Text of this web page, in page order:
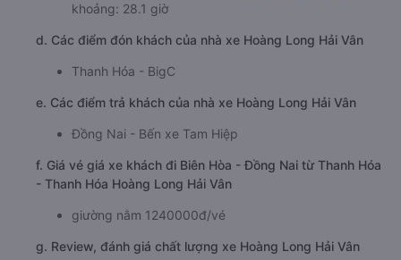
khoảng: 28.1 giờ
d. Các điểm đón khách của nhà xe Hoàng Long Hải Vân
Thanh Hóa - BigC
e. Các điểm trả khách của nhà xe Hoàng Long Hải Vân
Đồng Nai - Bến xe Tam Hiệp
f. Giá vé giá xe khách đi Biên Hòa - Đồng Nai từ Thanh Hóa
- Thanh Hóa Hoàng Long Hải Vân
giường nằm 1240000đ/vé
g. Review, đánh giá chất lượng xe Hoàng Long Hải Vân